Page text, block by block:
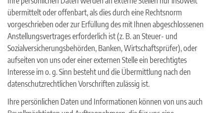
übermittelt oder offenbart, als dies durch eine Rechtsnorm
vorgeschrieben oder zur Erfüllung des mit Ihnen abgeschlossenen
Anstellungsvertrages erforderlich ist (z. B. an Steuer- und
Sozialversicherungsbehörden, Banken, Wirtschaftsprüfer), oder
aufseiten von uns oder einer externen Stelle ein berechtigtes
Interesse im o. g. Sinn besteht und die Übermittlung nach den
datenschutzrechtlichen Vorschriften zulässig ist.
Ihre persönlichen Daten und Informationen können von uns auch